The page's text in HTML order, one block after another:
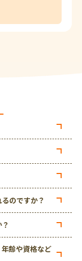
のですか？
齢や資格など